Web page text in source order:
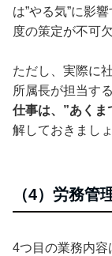
は”やる気”に影
度の策定が不可欠
ただし、実際に
所属長が担当す
仕事は、”あくま
解しておきましょ
（4）労務管
4つ目の業務内容